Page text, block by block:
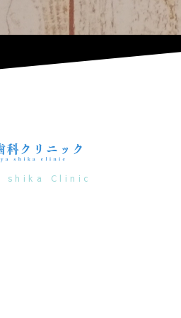
shika Clinic